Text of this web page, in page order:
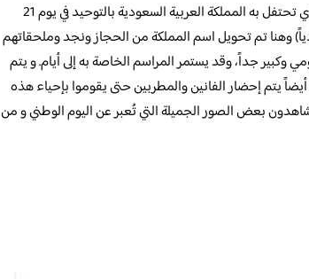
مجموعة من صور مجسمات اليوم الوطني ، اليوم الذي تحتفل به المملكة العربية السعودية بالتوحيد في يوم 21
1351 هجرياً (الموافق عام 1932 ميلادياً) وهنا تم تحويل اسم المملكة من الحجاز ونجد وملحقاتهم
وكبير جداً، وقد يستمر المراسم الخاصة به إلى أيام. و يتم
يتم إحضار الفانين والمطربين حتى يقوموا بإحياء هذه
بعض الصور الجميلة التي تُعبر عن اليوم الوطني و من